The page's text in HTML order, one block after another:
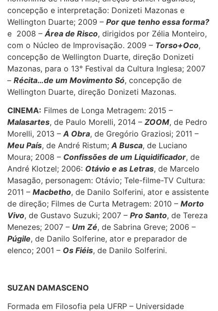
concepção e interpretação: Donizeti Mazonas e
Wellington Duarte; 2009 – Por que tenho essa forma?
e 2008 – Área de Risco, dirigidos por Zélia Monteiro,
com o Núcleo de Improvisação. 2009 – Torso+Oco,
concepção de Wellington Duarte, direção Donizeti
Mazonas, para o 13° Festival da Cultura Inglesa; 2007
– Récita…de um Movimento Só, concepção de
Wellington Duarte, direção Donizeti Mazonas.
CINEMA: Filmes de Longa Metragem: 2015 –
Malasartes, de Paulo Morelli, 2014 – ZOOM, de Pedro
Morelli, 2013 – A Obra, de Gregório Graziosi; 2011 –
Meu País, de André Ristum; A Busca, de Luciano
Moura; 2008 – Confissões de um Liquidificador, de
André Klotzel; 2006: Otávio e as Letras, de Marcelo
Masagão, personagem: Otávio; Tele-filme-TV Cultura:
2011 – Macbetho, de Danilo Solferini, ator e assistente
de direção; Filmes de Curta Metragem: 2010 – Morto
Vivo, de Gustavo Suzuki; 2007 – Pro Santo, de Tereza
Menezes; 2007 – Um Zé, de Sabrina Greve; 2006 –
Púgile, de Danilo Solferine, ator e preparador de
elenco; 2001 – Os Fiéis, de Danilo Solferini.
SUZAN DAMASCENO
Formada em Filosofia pela UFRP – Universidade